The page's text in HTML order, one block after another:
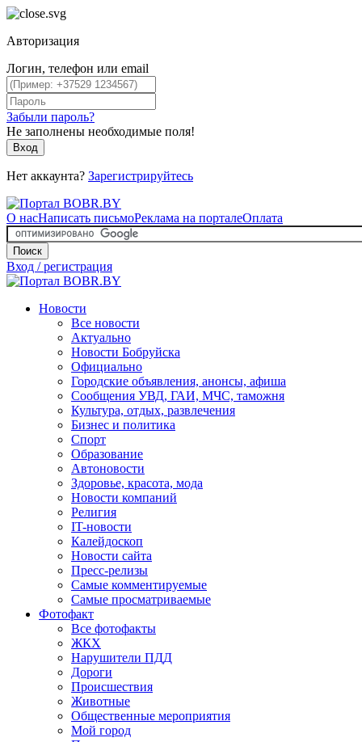
Авторизация
Логин, телефон или email
Забыли пароль?
Не заполнены необходимые поля!
Вход
Нет аккаунта? Зарегистрируйтесь
О насНаписать письмоРеклама на порталеОплата
Поиск
Вход / регистрация
Новости
Все новости
Актуально
Новости Бобруйска
Официально
Городские объявления, анонсы, афиша
Сообщения УВД, ГАИ, МЧС, таможня
Культура, отдых, развлечения
Бизнес и политика
Спорт
Образование
Автоновости
Здоровье, красота, мода
Новости компаний
Религия
IT-новости
Калейдоскоп
Новости сайта
Пресс-релизы
Самые комментируемые
Самые просматриваемые
Фотофакт
Все фотофакты
ЖКХ
Нарушители ПДД
Дороги
Происшествия
Животные
Общественные мероприятия
Мой город